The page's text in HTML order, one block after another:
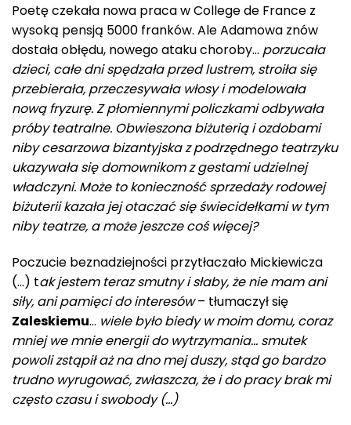
Poetę czekała nowa praca w College de France z
wysoką pensją 5000 franków. Ale Adamowa znów
dostała obłędu, nowego ataku choroby… porzucała
dzieci, całe dni spędzała przed lustrem, stroiła się
przebierała, przeczesywała włosy i modelowała
nową fryzurę. Z płomiennymi policzkami odbywała
próby teatralne. Obwieszona biżuterią i ozdobami
niby cesarzowa bizantyjska z podrzędnego teatrzyku
ukazywała się domownikom z gestami udzielnej
władczyni. Może to konieczność sprzedaży rodowej
biżuterii kazała jej otaczać się świecidełkami w tym
niby teatrze, a może jeszcze coś więcej?
Poczucie beznadziejności przytłaczało Mickiewicza
(…) tak jestem teraz smutny i słaby, że nie mam ani
siły, ani pamięci do interesów– tłumaczył się
Zaleskiemu… wiele było biedy w moim domu, coraz
mniej we mnie energii do wytrzymania… smutek
powoli zstąpił aż na dno mej duszy, stąd go bardzo
trudno wyrugować, zwłaszcza, że i do pracy brak mi
często czasu i swobody (…)